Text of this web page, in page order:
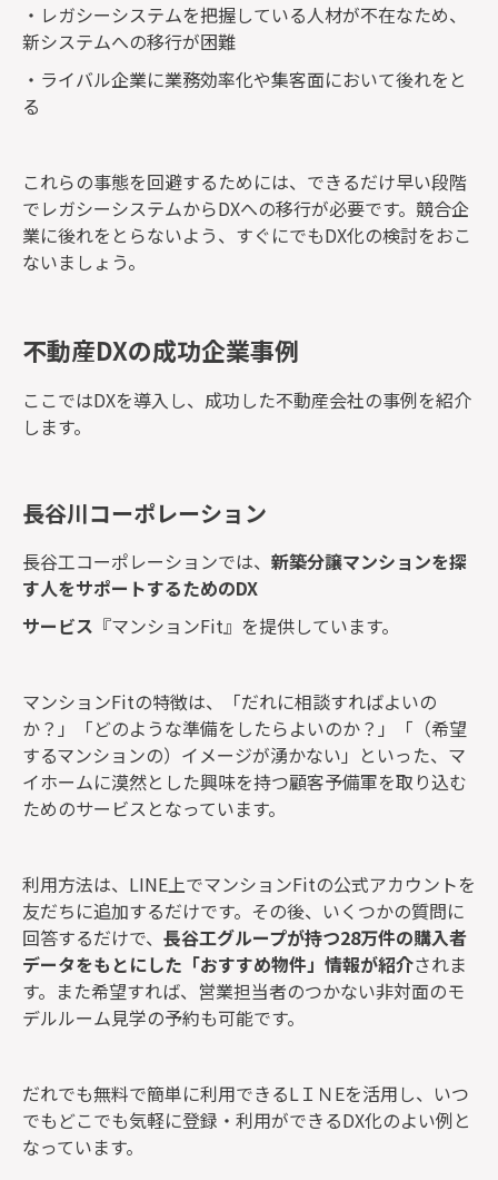
・レガシーシステムを把握している人材が不在なため、
新システムへの移行が困難
・ライバル企業に業務効率化や集客面において後れをと
る
これらの事態を回避するためには、できるだけ早い段階
でレガシーシステムからDXへの移行が必要です。競合企
業に後れをとらないよう、すぐにでもDX化の検討をおこ
ないましょう。
不動産DXの成功企業事例
ここではDXを導入し、成功した不動産会社の事例を紹介
します。
長谷川コーポレーション
長谷工コーポレーションでは、 新築分譲マンションを探
す人をサポートするためのDX
サービス 『マンションFit』を提供しています。
マンションFitの特徴は、「だれに相談すればよいの
か？」「どのような準備をしたらよいのか？」「（希望
するマンションの）イメージが湧かない」といった、マ
イホームに漠然とした興味を持つ顧客予備軍を取り込む
ためのサービスとなっています。
利用方法は、LINE上でマンションFitの公式アカウントを
友だちに追加するだけです。その後、いくつかの質問に
回答するだけで、 長谷工グループが持つ28万件の購入者
データをもとにした「おすすめ物件」情報が紹介されま
す。また希望すれば、営業担当者のつかない非対面のモ
デルルーム見学の予約も可能です。
だれでも無料で簡単に利用できるLＩＮEを活用し、いつ
でもどこでも気軽に登録・利用ができるDX化のよい例と
なっています。